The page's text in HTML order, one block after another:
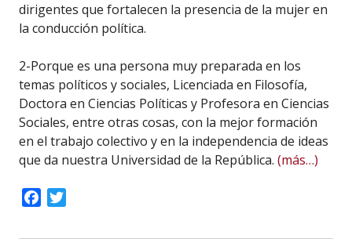
dirigentes que fortalecen la presencia de la mujer en
la conducción política.
2-Porque es una persona muy preparada en los
temas políticos y sociales, Licenciada en Filosofía,
Doctora en Ciencias Políticas y Profesora en Ciencias
Sociales, entre otras cosas, con la mejor formación
en el trabajo colectivo y en la independencia de ideas
que da nuestra Universidad de la República. (más…)
Facebook